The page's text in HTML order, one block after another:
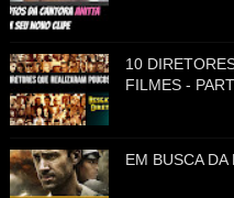
10
FILMES -
EM BUSCA